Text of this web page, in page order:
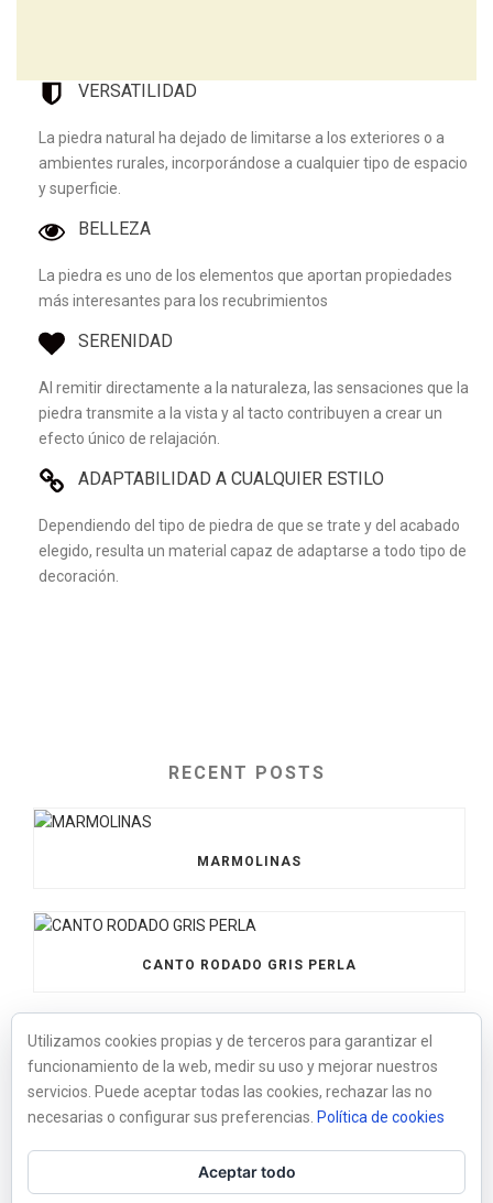
VERSATILIDAD
La piedra natural ha dejado de limitarse a los exteriores o a
ambientes rurales, incorporándose a cualquier tipo de espacio
y superficie.
BELLEZA
La piedra es uno de los elementos que aportan propiedades
más interesantes para los recubrimientos
SERENIDAD
Al remitir directamente a la naturaleza, las sensaciones que la
piedra transmite a la vista y al tacto contribuyen a crear un
efecto único de relajación.
ADAPTABILIDAD A CUALQUIER ESTILO
Dependiendo del tipo de piedra de que se trate y del acabado
elegido, resulta un material capaz de adaptarse a todo tipo de
decoración.
RECENT POSTS
MARMOLINAS
CANTO RODADO GRIS PERLA
BOLOS XXL NEGRO
BOLO XXL MARMOL BLANCO
Utilizamos cookies propias y de terceros para garantizar el
funcionamiento de la web, medir su uso y mejorar nuestros
servicios. Puede aceptar todas las cookies, rechazar las no
necesarias o configurar sus preferencias. Política de cookies
Aceptar todo